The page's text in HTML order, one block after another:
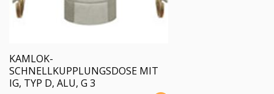
KAMLOK-
SCHNELLKUPPLUNGSDOSE MIT
IG, TYP D, ALU, G 3